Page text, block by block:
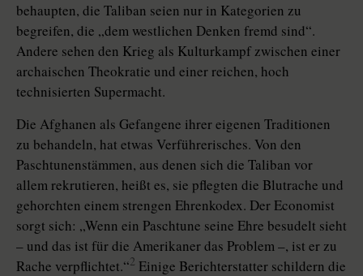
behaupten, die Taliban seien nur in Kategorien zu
begreifen, die „dem westlichen Denken fremd sind“.
Andere sehen den Krieg als Kulturkampf zwischen einer
archaischen Theokratie und einer reichen, hoch
technisierten Supermacht.
Die Afghanen als Gefangene ihrer eigenen Traditionen
zu behandeln, hat etwas Verführerisches. Von den
Paschtunenstämmen, aus denen sich die Taliban vor
allem rekrutieren, heißt es, sie pflegten die Blutrache und
gehorchten einem strengen Ehrenkodex. Der Economist
sorgt sich: „Wenn ein Paschtune seine Ehre besudelt sieht
– und das ist für die Amerikaner das Problem –, ist er zu
Rache verpflichtet.“2 Einige Berichterstatter schildern die